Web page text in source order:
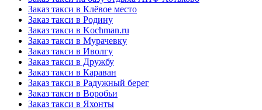
Заказ такси в Клёвое место
Заказ такси в Родину
Заказ такси в Kochman.ru
Заказ такси в Мурачевку
Заказ такси в Иволгу
Заказ такси в Дружбу
Заказ такси в Караван
Заказ такси в Радужный берег
Заказ такси в Воробьи
Заказ такси в Яхонты